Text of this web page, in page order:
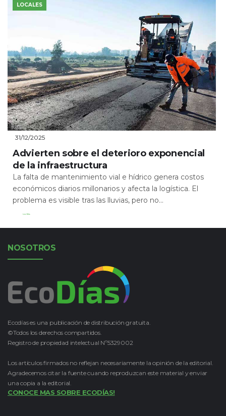
LOCALES
31/12/2025
Advierten sobre el deterioro exponencial
de la infraestructura
La falta de mantenimiento vial e hídrico genera costos
económicos diarios millonarios y afecta la logística. El
problema es visible tras las lluvias, pero no...
Leer Más
NOSOTROS
Ecodías es una publicación de distribución gratuita.
©Todos los derechos compartidos.
Registro de propiedad intelectual Nº5329002
Los artículos firmados no reflejan necesariamente la opinión de la editorial.
Agradecemos citar la fuente cuando reproduzcan este material y enviar
una copia a la editorial.
CONOCE MAS SOBRE ECODÍAS!